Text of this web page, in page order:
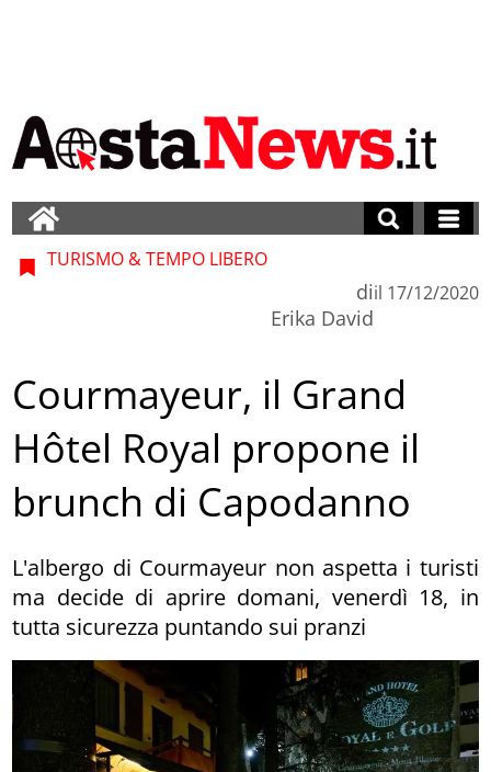
TURISMO & TEMPO LIBERO
di
Erika David
il 17/12/2020
Courmayeur, il Grand
Hôtel Royal propone il
brunch di Capodanno
L'albergo di Courmayeur non aspetta i turisti
ma decide di aprire domani, venerdì 18, in
tutta sicurezza puntando sui pranzi